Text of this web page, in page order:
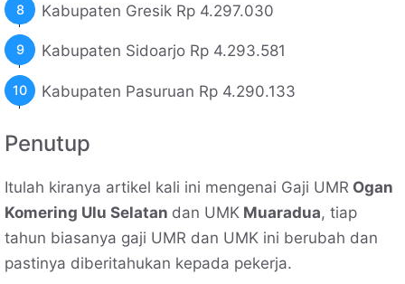
Kabupaten Gresik Rp 4.297.030
Kabupaten Sidoarjo Rp 4.293.581
Kabupaten Pasuruan Rp 4.290.133
Penutup
Itulah kiranya artikel kali ini mengenai Gaji UMR Ogan
Komering Ulu Selatan dan UMK Muaradua, tiap
tahun biasanya gaji UMR dan UMK ini berubah dan
pastinya diberitahukan kepada pekerja.